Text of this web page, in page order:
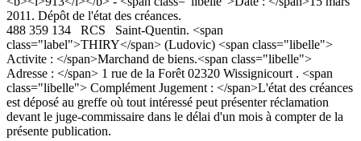
2011. Dépôt de l'état des créances.
488 359 134 RCS Saint-Quentin. <span
class="label">THIRY</span> (Ludovic) <span class="libelle">
Activite : </span>Marchand de biens.<span class="libelle">
Adresse : </span> 1 rue de la Forêt 02320 Wissignicourt . <span
class="libelle"> Complément Jugement : </span>L'état des créances
est déposé au greffe où tout intéressé peut présenter réclamation
devant le juge-commissaire dans le délai d'un mois à compter de la
présente publication.